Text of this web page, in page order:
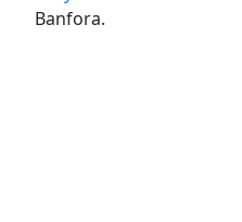
Banfora.